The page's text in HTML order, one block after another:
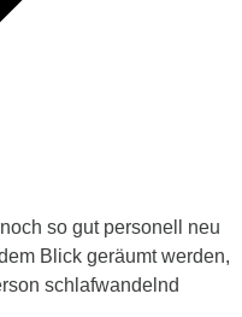
so gut personell neu
Blick geräumt werden,
schlafwandelnd